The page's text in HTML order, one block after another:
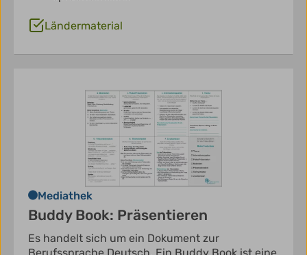
Ländermaterial
Mediathek
Buddy Book: Präsentieren
Es handelt sich um ein Dokument zur